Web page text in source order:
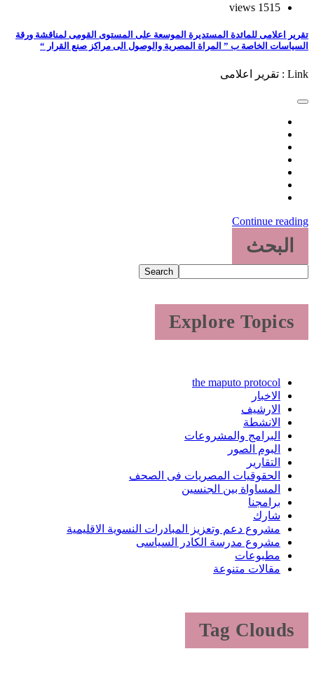
1515 views
تقرير اعلامى للمائدة المستديرة الموسعة على المستوى القومى لمناقشة ورقة
السياسات الخاصة ب ” المراة المصرية والوصول الى مراكز صنع القرار “
Link : تقرير اعلامى
Continue reading
البحث
Search
Explore Topics
the maputo protocol
الاخبار
الارشيف
الانشطة
البرامج والمشروعات
البوم الصور
التقارير
الحقوقيات المصريات فى الصحف
المساواة بين الجنسين
برامجنا
شارك
مشروع دعم وتعزيز المبادرات النسوية الاقليمية
مشروع مدرسة الكادر السياسى
مطبوعات
مقالات متنوعة
Tag Clouds